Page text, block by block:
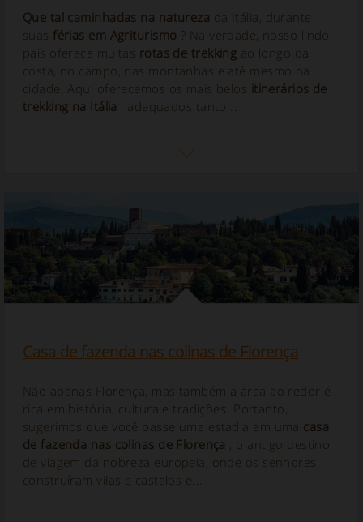
Que tal caminhadas na natureza da Itália, durante
suas férias em Agriturismo ? Na verdade, nosso lindo
país oferece muitas rotas de trekking ao longo da
costa, no campo, nas montanhas e até mesmo na
cidade. Aqui oferecemos os mais belos itinerários de
trekking na Itália , adequados tanto...
Casa de fazenda nas colinas de Florença
Não apenas Florença, mas também a área ao redor é
rica em história, cultura e tradições. Portanto,
sugerimos que você passe uma estadia em uma casa
de fazenda nas colinas de Florença , o antigo destino
de viagem da nobreza europeia, onde os senhores
construíram vilas e castelos e...